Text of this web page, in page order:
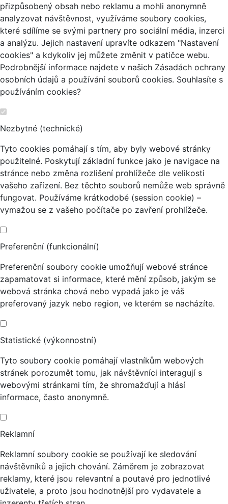
přizpůsobený obsah nebo reklamu a mohli anonymně
analyzovat návštěvnost, využíváme soubory cookies,
které sdílíme se svými partnery pro sociální média, inzerci
a analýzu. Jejich nastavení upravíte odkazem "Nastavení
cookies" a kdykoliv jej můžete změnit v patičce webu.
Podrobnější informace najdete v našich Zásadách ochrany
osobních údajů a používání souborů cookies. Souhlasíte s
používáním cookies?
Nezbytné (technické)
Tyto cookies pomáhají s tím, aby byly webové stránky
použitelné. Poskytují základní funkce jako je navigace na
stránce nebo změna rozlišení prohlížeče dle velikosti
vašeho zařízení. Bez těchto souborů nemůže web správně
fungovat. Používáme krátkodobé (session cookie) –
vymažou se z vašeho počítače po zavření prohlížeče.
Preferenční (funkcionální)
Preferenční soubory cookie umožňují webové stránce
zapamatovat si informace, které mění způsob, jakým se
webová stránka chová nebo vypadá jako je váš
preferovaný jazyk nebo region, ve kterém se nacházíte.
Statistické (výkonnostní)
Tyto soubory cookie pomáhají vlastníkům webových
stránek porozumět tomu, jak návštěvníci interagují s
webovými stránkami tím, že shromažďují a hlásí
informace, často anonymně.
Reklamní
Reklamní soubory cookie se používají ke sledování
návštěvníků a jejich chování. Záměrem je zobrazovat
reklamy, které jsou relevantní a poutavé pro jednotlivé
uživatele, a proto jsou hodnotnější pro vydavatele a